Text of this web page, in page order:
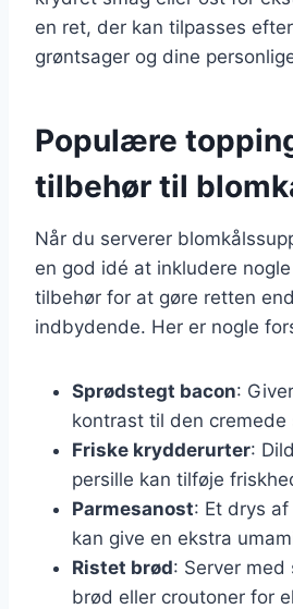
en ret, der kan tilpasses
grøntsager og dine
Populære
tilbehør til
Når du serverer
en god idé at inkludere
tilbehør for at gøre retten
indbydende. Her er nogle
Sprødstegt bacon:
kontrast til den cremede
Friske krydderurter:
persille kan tilføje
Parmesanost: Et drys
kan give en ekstra
Ristet brød: Server
brød eller croutoner for